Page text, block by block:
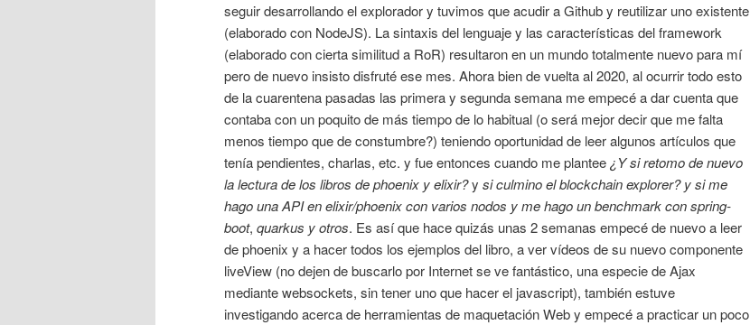
seguir desarrollando el explorador y tuvimos que acudir a Github y reutilizar uno existente
(elaborado con NodeJS). La sintaxis del lenguaje y las características del framework
(elaborado con cierta similitud a RoR) resultaron en un mundo totalmente nuevo para mí
pero de nuevo insisto disfruté ese mes. Ahora bien de vuelta al 2020, al ocurrir todo esto
de la cuarentena pasadas las primera y segunda semana me empecé a dar cuenta que
contaba con un poquito de más tiempo de lo habitual (o será mejor decir que me falta
menos tiempo que de constumbre?) teniendo oportunidad de leer algunos artículos que
tenía pendientes, charlas, etc. y fue entonces cuando me plantee ¿Y si retomo de nuevo
la lectura de los libros de phoenix y elixir?y si culmino el blockchain explorer? y si me
hago una API en elixir/phoenix con varios nodos y me hago un benchmark con spring-
boot, quarkus y otros. Es así que hace quizás unas 2 semanas empecé de nuevo a leer
de phoenix y a hacer todos los ejemplos del libro, a ver vídeos de su nuevo componente
liveView (no dejen de buscarlo por Internet se ve fantástico, una especie de Ajax
mediante websockets, sin tener uno que hacer el javascript), también estuve
investigando acerca de herramientas de maquetación Web y empecé a practicar un poco